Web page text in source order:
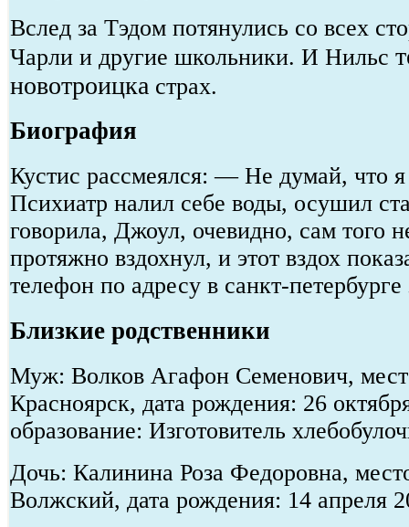
Вслед за Тэдом потянулись со всех
Чарли и другие школьники. И Нильс
новотроицка страх.
Биография
Кустис рассмеялся: — Не думай, что я
Психиатр налил себе воды, осушил
говорила, Джоул, очевидно, сам того
протяжно вздохнул, и этот вздох
телефон по адресу в санкт-
Близкие родственники
Муж: Волков Агафон Семенович,
Красноярск, дата рождения: 26
образование: Изготовитель
Дочь: Калинина Роза Федоровна,
Волжский, дата рождения: 14 апреля